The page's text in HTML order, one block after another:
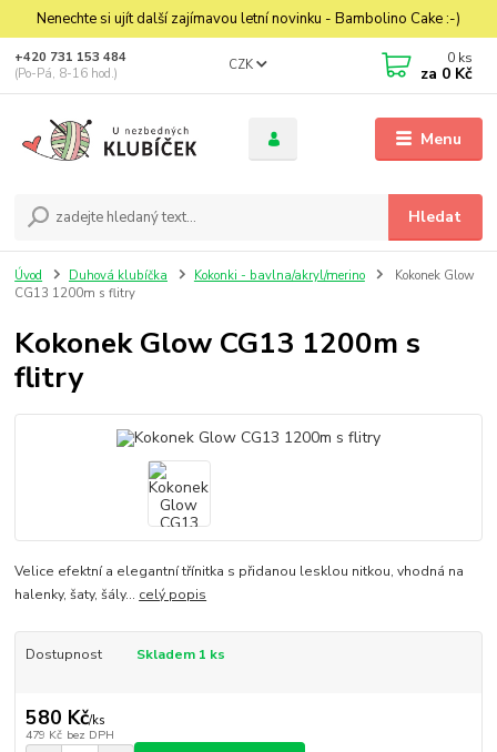
Nenechte si ujít další zajímavou letní novinku - Bambolino Cake :-)
Menu
CZK
Hledat
+420 731 153 484
(Po-Pá, 8-16 hod.)
0 ks
za 0 Kč
Úvod Duhová klubíčka Kokonki - bavlna/akryl/merino
Kokonek Glow
CG13 1200m s flitry
Kokonek Glow CG13 1200m s
flitry
Velice efektní a elegantní třínitka s přidanou lesklou nitkou, vhodná na
halenky, šaty, šály... celý popis
Dostupnost Skladem 1 ks
580 Kč/ks
479 Kč bez DPH